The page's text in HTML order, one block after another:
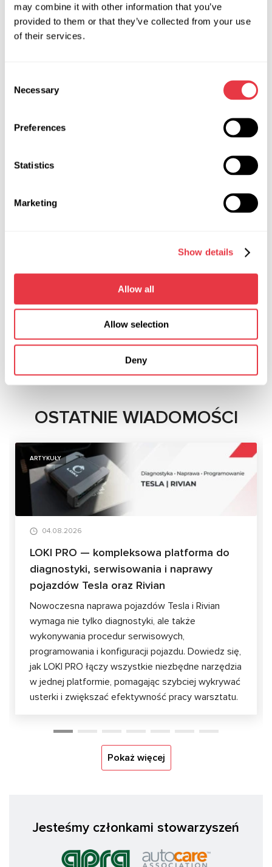
may combine it with other information that you’ve
provided to them or that they’ve collected from your use
of their services.
Selection
Necessary
Preferences
Statistics
Marketing
Show details
Allow all
Allow selection
Deny
Dowiedz się więcej
OSTATNIE WIADOMOŚCI
ARTYKUŁY
04.08.2026
LOKI PRO — kompleksowa platforma do
diagnostyki, serwisowania i naprawy
pojazdów Tesla oraz Rivian
Nowoczesna naprawa pojazdów Tesla i Rivian
wymaga nie tylko diagnostyki, ale także
wykonywania procedur serwisowych,
programowania i konfiguracji pojazdu. Dowiedz się,
jak LOKI PRO łączy wszystkie niezbędne narzędzia
w jednej platformie, pomagając szybciej wykrywać
usterki i zwiększać efektywność pracy warsztatu.
Pokaż więcej
Jesteśmy członkami stowarzyszeń